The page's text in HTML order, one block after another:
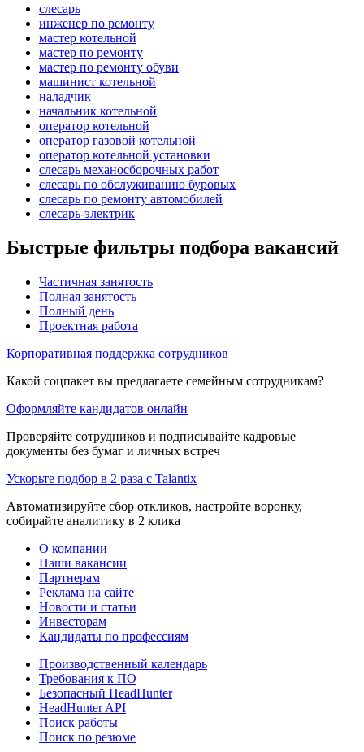
слесарь
инженер по ремонту
мастер котельной
мастер по ремонту
мастер по ремонту обуви
машинист котельной
наладчик
начальник котельной
оператор котельной
оператор газовой котельной
оператор котельной установки
слесарь механосборочных работ
слесарь по обслуживанию буровых
слесарь по ремонту автомобилей
слесарь-электрик
Быстрые фильтры подбора вакансий
Частичная занятость
Полная занятость
Полный день
Проектная работа
Корпоративная поддержка сотрудников
Какой соцпакет вы предлагаете семейным сотрудникам?
Оформляйте кандидатов онлайн
Проверяйте сотрудников и подписывайте кадровые
документы без бумаг и личных встреч
Ускорьте подбор в 2 раза с Talantix
Автоматизируйте сбор откликов, настройте воронку,
собирайте аналитику в 2 клика
О компании
Наши вакансии
Партнерам
Реклама на сайте
Новости и статьи
Инвесторам
Кандидаты по профессиям
Производственный календарь
Требования к ПО
Безопасный HeadHunter
HeadHunter API
Поиск работы
Поиск по резюме